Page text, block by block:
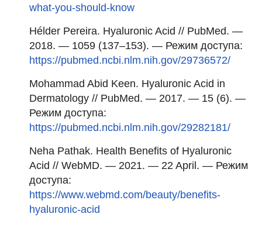
what-you-should-know
Hélder Pereira. Hyaluronic Acid // PubMed. —
2018. — 1059 (137–153). — Режим доступа:
https://pubmed.ncbi.nlm.nih.gov/29736572/
Mohammad Abid Keen. Hyaluronic Acid in
Dermatology // PubMed. — 2017. — 15 (6). —
Режим доступа:
https://pubmed.ncbi.nlm.nih.gov/29282181/
Neha Pathak. Health Benefits of Hyaluronic
Acid // WebMD. — 2021. — 22 April. — Режим
доступа:
https://www.webmd.com/beauty/benefits-
hyaluronic-acid